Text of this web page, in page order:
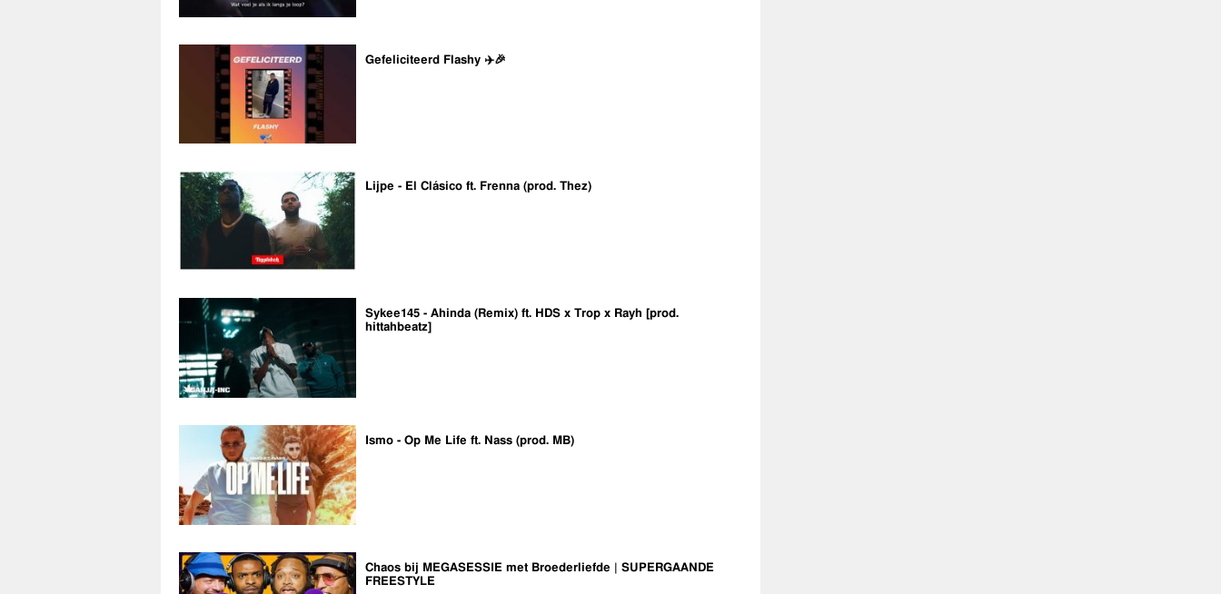
Gefeliciteerd Flashy ✈️🎉
Lijpe - El Clásico ft. Frenna (prod. Thez)
Sykee145 - Ahinda (Remix) ft. HDS x Trop x Rayh [prod.
hittahbeatz]
Ismo - Op Me Life ft. Nass (prod. MB)
Chaos bij MEGASESSIE met Broederliefde | SUPERGAANDE
FREESTYLE